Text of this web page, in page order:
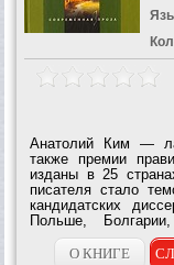
Анатолий Ким —
также премии
изданы в 25
писателя стало
кандидатских
Польше,
философского
далекого острова,
О КНИГЕ